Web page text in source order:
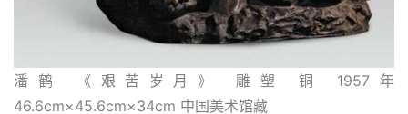
潘鹤 《艰苦岁月》 雕塑 铜 1957年
46.6cm×45.6cm×34cm 中国美术馆藏